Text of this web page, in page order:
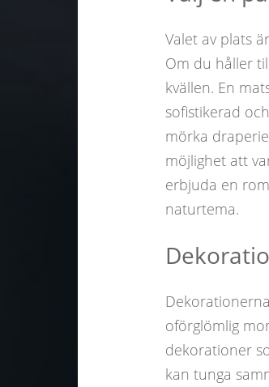
Valet av plats
Om du håller
kvällen. En
sofistikerad
mörka
möjlighet att
erbjuda en
naturtema.
oförglömlig
dekorationer
kan tunga